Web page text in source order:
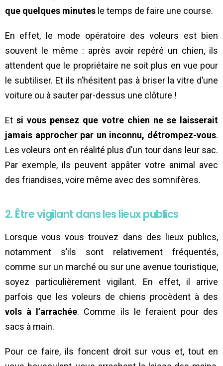
que quelques minutes le temps de faire une course.
En effet, le mode opératoire des voleurs est bien
souvent le même : après avoir repéré un chien, ils
attendent que le propriétaire ne soit plus en vue pour
le subtiliser. Et ils n’hésitent pas à briser la vitre d’une
voiture ou à sauter par-dessus une clôture !
Etsi vous pensez que votre chien ne se laisserait
jamais approcher par un inconnu, détrompez-vous.
Les voleurs ont en réalité plus d’un tour dans leur sac.
Par exemple, ils peuvent appâter votre animal avec
des friandises, voire même avec des somnifères.
2. Être vigilant dans les lieux publics
Lorsque vous vous trouvez dans des lieux publics,
notamment s’ils sont relativement fréquentés,
comme sur un marché ou sur une avenue touristique,
soyez particulièrement vigilant. En effet, il arrive
parfois que les voleurs de chiens procèdent à des
vols à l’arrachée. Comme ils le feraient pour des
sacs à main.
Pour ce faire, ils foncent droit sur vous et, tout en